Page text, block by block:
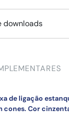
downloads
de ligação
cones. Cor